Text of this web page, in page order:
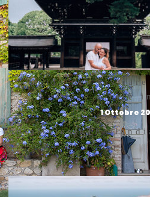
Guida per
vedere e fare
1 Ottobre
IndiaMalesia